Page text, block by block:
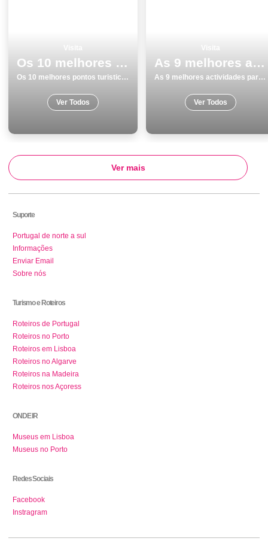
Os 10 melhores pontos turisticos para visitar em Cascais
Os 10 melhores pontos turisticos para visitar em Cascais
Ver Todos
As 9 melhores actividades para fazer e visitar em PortimÃ£o
As 9 melhores actividades para fazer e visitar em PortimÃ£o
Ver Todos
Ver mais
Suporte
Portugal de norte a sul
Informações
Enviar Email
Sobre nós
Turismo e Roteiros
Roteiros de Portugal
Roteiros no Porto
Roteiros em Lisboa
Roteiros no Algarve
Roteiros na Madeira
Roteiros nos Açoress
ONDE IR
Museus em Lisboa
Museus no Porto
Redes Sociais
Facebook
Instragram